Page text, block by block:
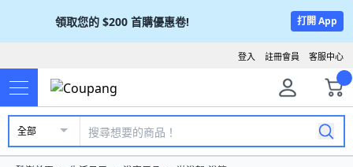
領取您的 $200 首購優惠卷! 打開 App
客服中心
註冊會員
登入
全部